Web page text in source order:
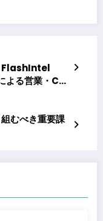
FlashIntel
よる営業・CX
むべき重要課